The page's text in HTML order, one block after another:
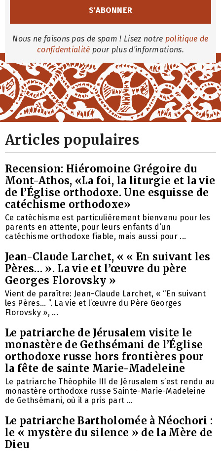
Nous ne faisons pas de spam ! Lisez notre politique de
confidentialité pour plus d'informations.
Articles populaires
Recension: Hiéromoine Grégoire du
Mont-Athos, «La foi, la liturgie et la vie
de l’Église orthodoxe. Une esquisse de
catéchisme orthodoxe»
Ce catéchisme est particulièrement bienvenu pour les
parents en attente, pour leurs enfants d’un
catéchisme orthodoxe fiable, mais aussi pour ...
Jean-Claude Larchet, « « En suivant les
Pères… ». La vie et l’œuvre du père
Georges Florovsky »
Vient de paraître: Jean-Claude Larchet, « “En suivant
les Pères… ”. La vie et l’œuvre du Père Georges
Florovsky », ...
Le patriarche de Jérusalem visite le
monastère de Gethsémani de l’Église
orthodoxe russe hors frontières pour
la fête de sainte Marie-Madeleine
Le patriarche Théophile III de Jérusalem s’est rendu au
monastère orthodoxe russe Sainte-Marie-Madeleine
de Gethsémani, où il a pris part ...
Le patriarche Bartholomée à Néochori :
le « mystère du silence » de la Mère de
Dieu